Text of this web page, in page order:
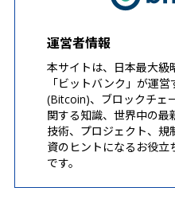
運営者情報
本サイトは、日本最大級
「ビットバンク」が運
(Bitcoin)、ブロックチェ
関する知識、世界中の最
技術、プロジェクト、規
資のヒントになるお役立
です。